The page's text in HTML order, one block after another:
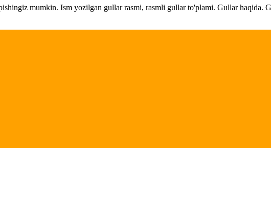
mumkin. Ism yozilgan gullar rasmi, rasmli gullar to'plami. Gullar haqida.